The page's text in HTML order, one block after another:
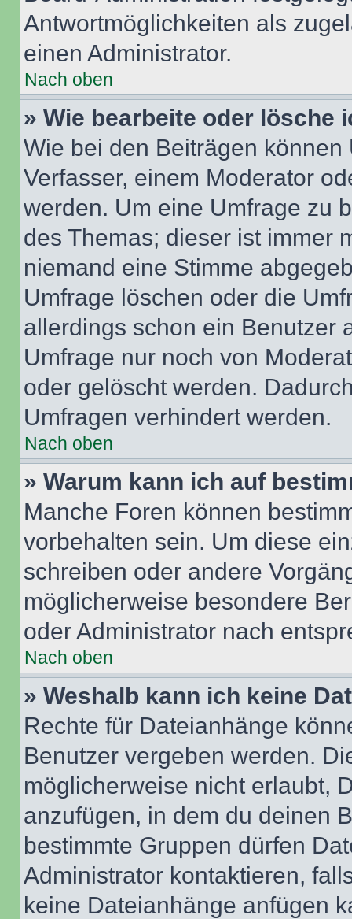
Antwortmöglichkeiten als
einen Administrator.
Nach oben
» Wie bearbeite oder lösche
Wie bei den Beiträgen
Verfasser, einem Moderator
werden. Um eine Umfrage zu
des Themas; dieser ist immer
niemand eine Stimme
Umfrage löschen oder die
allerdings schon ein Benutzer
Umfrage nur noch von
oder gelöscht werden.
Umfragen verhindert werden.
Nach oben
» Warum kann ich auf
Manche Foren können
vorbehalten sein. Um diese
schreiben oder andere
möglicherweise besondere
oder Administrator nach
Nach oben
» Weshalb kann ich keine
Rechte für Dateianhänge
Benutzer vergeben werden.
möglicherweise nicht erlaubt,
anzufügen, in dem du deinen
bestimmte Gruppen dürfen
Administrator kontaktieren,
keine Dateianhänge anfügen